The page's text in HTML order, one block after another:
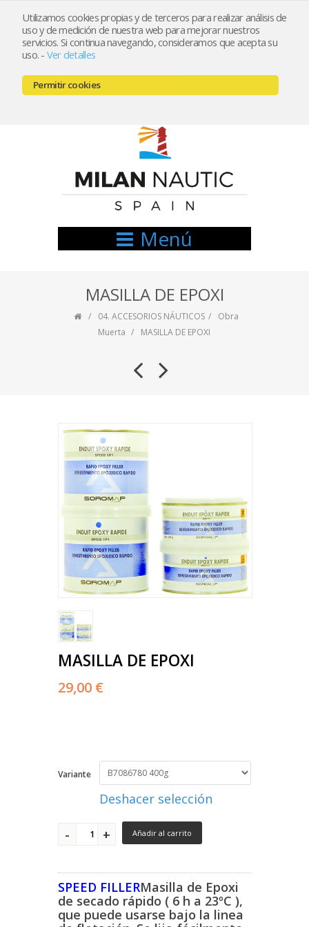
Utilizamos cookies propias y de terceros para realizar análisis de
uso y de medición de nuestra web para mejorar nuestros
servicios. Si continua navegando, consideramos que acepta su
uso. - Ver detalles
Permitir cookies
Registrarse Mi cuenta
666521122 // 654999333
Menú
MASILLA DE EPOXI
04. ACCESORIOS NÁUTICOS
Obra
Muerta
MASILLA DE EPOXI
MASILLA DE EPOXI
29,00 €
Variante
Deshacer selección
Añadir al carrito
SPEED FILLERMasilla de Epoxi
de secado rápido ( 6 h a 23ºC ),
que puede usarse bajo la linea